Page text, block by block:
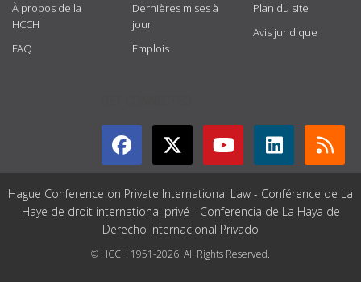
À propos de la
HCCH
FAQ
Dernières mises à
jour
Emplois
Plan du site
Avis juridique
Hague Conference on Private International Law - Conférence de La
Haye de droit international privé - Conferencia de La Haya de
Derecho Internacional Privado
© HCCH 1951-2026. All Rights Reserved.